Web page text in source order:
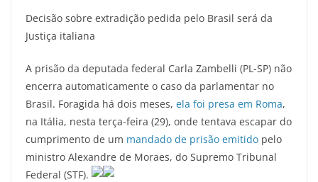
Decisão sobre extradição pedida pelo Brasil será da
Justiça italiana
A prisão da deputada federal Carla Zambelli (PL-SP) não
encerra automaticamente o caso da parlamentar no
Brasil. Foragida há dois meses, ela foi presa em Roma,
na Itália, nesta terça-feira (29), onde tentava escapar do
cumprimento de um mandado de prisão emitido pelo
ministro Alexandre de Moraes, do Supremo Tribunal
Federal (STF).